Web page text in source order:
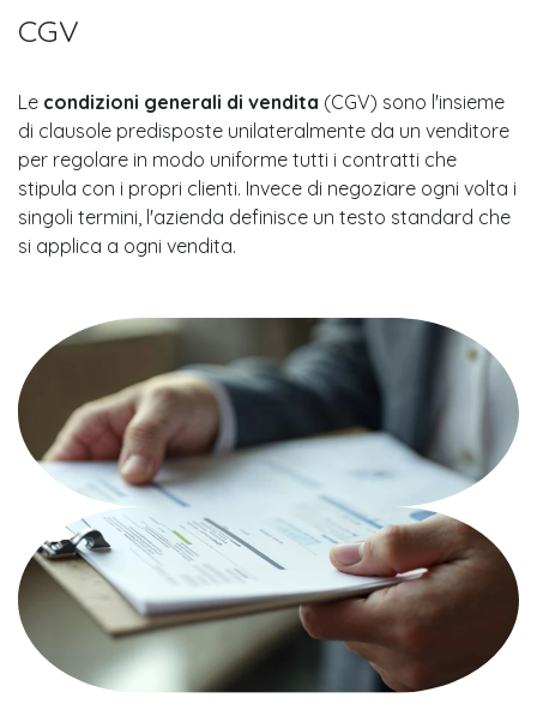
CGV
Le condizioni generali di vendita (CGV) sono l'insieme
di clausole predisposte unilateralmente da un venditore
per regolare in modo uniforme tutti i contratti che
stipula con i propri clienti. Invece di negoziare ogni volta i
singoli termini, l'azienda definisce un testo standard che
si applica a ogni vendita.